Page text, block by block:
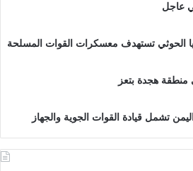
عاجل
الحوثي تستهدف معسكرات القوات المسلحة
منطقة هجدة بتعز
تشمل قيادة القوات الجوية والجهاز